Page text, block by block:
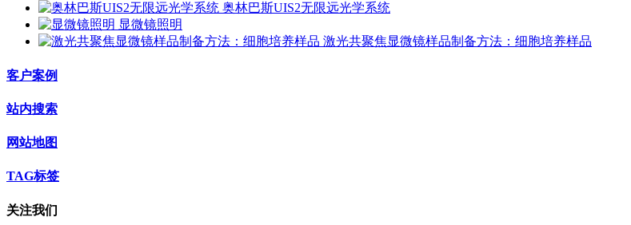
奥林巴斯UIS2无限远光学系统
显微镜照明
激光共聚焦显微镜样品制备方法：细胞培养样品
客户案例
站内搜索
网站地图
TAG标签
关注我们